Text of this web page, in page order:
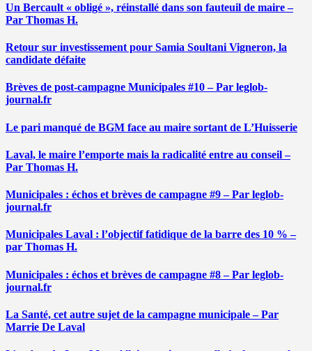
Un Bercault « obligé », réinstallé dans son fauteuil de maire –
Par Thomas H.
Retour sur investissement pour Samia Soultani Vigneron, la
candidate défaite
Brèves de post-campagne Municipales #10 – Par leglob-
journal.fr
Le pari manqué de BGM face au maire sortant de L’Huisserie
Laval, le maire l’emporte mais la radicalité entre au conseil –
Par Thomas H.
Municipales : échos et brèves de campagne #9 – Par leglob-
journal.fr
Municipales Laval : l’objectif fatidique de la barre des 10 % –
par Thomas H.
Municipales : échos et brèves de campagne #8 – Par leglob-
journal.fr
La Santé, cet autre sujet de la campagne municipale – Par
Marrie De Laval